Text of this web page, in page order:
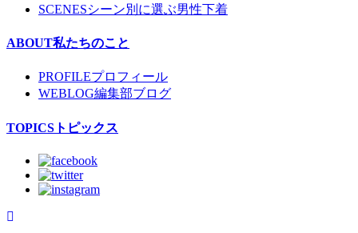
SCENESシーン別に選ぶ男性下着
ABOUT私たちのこと
PROFILEプロフィール
WEBLOG編集部ブログ
TOPICS トピックス